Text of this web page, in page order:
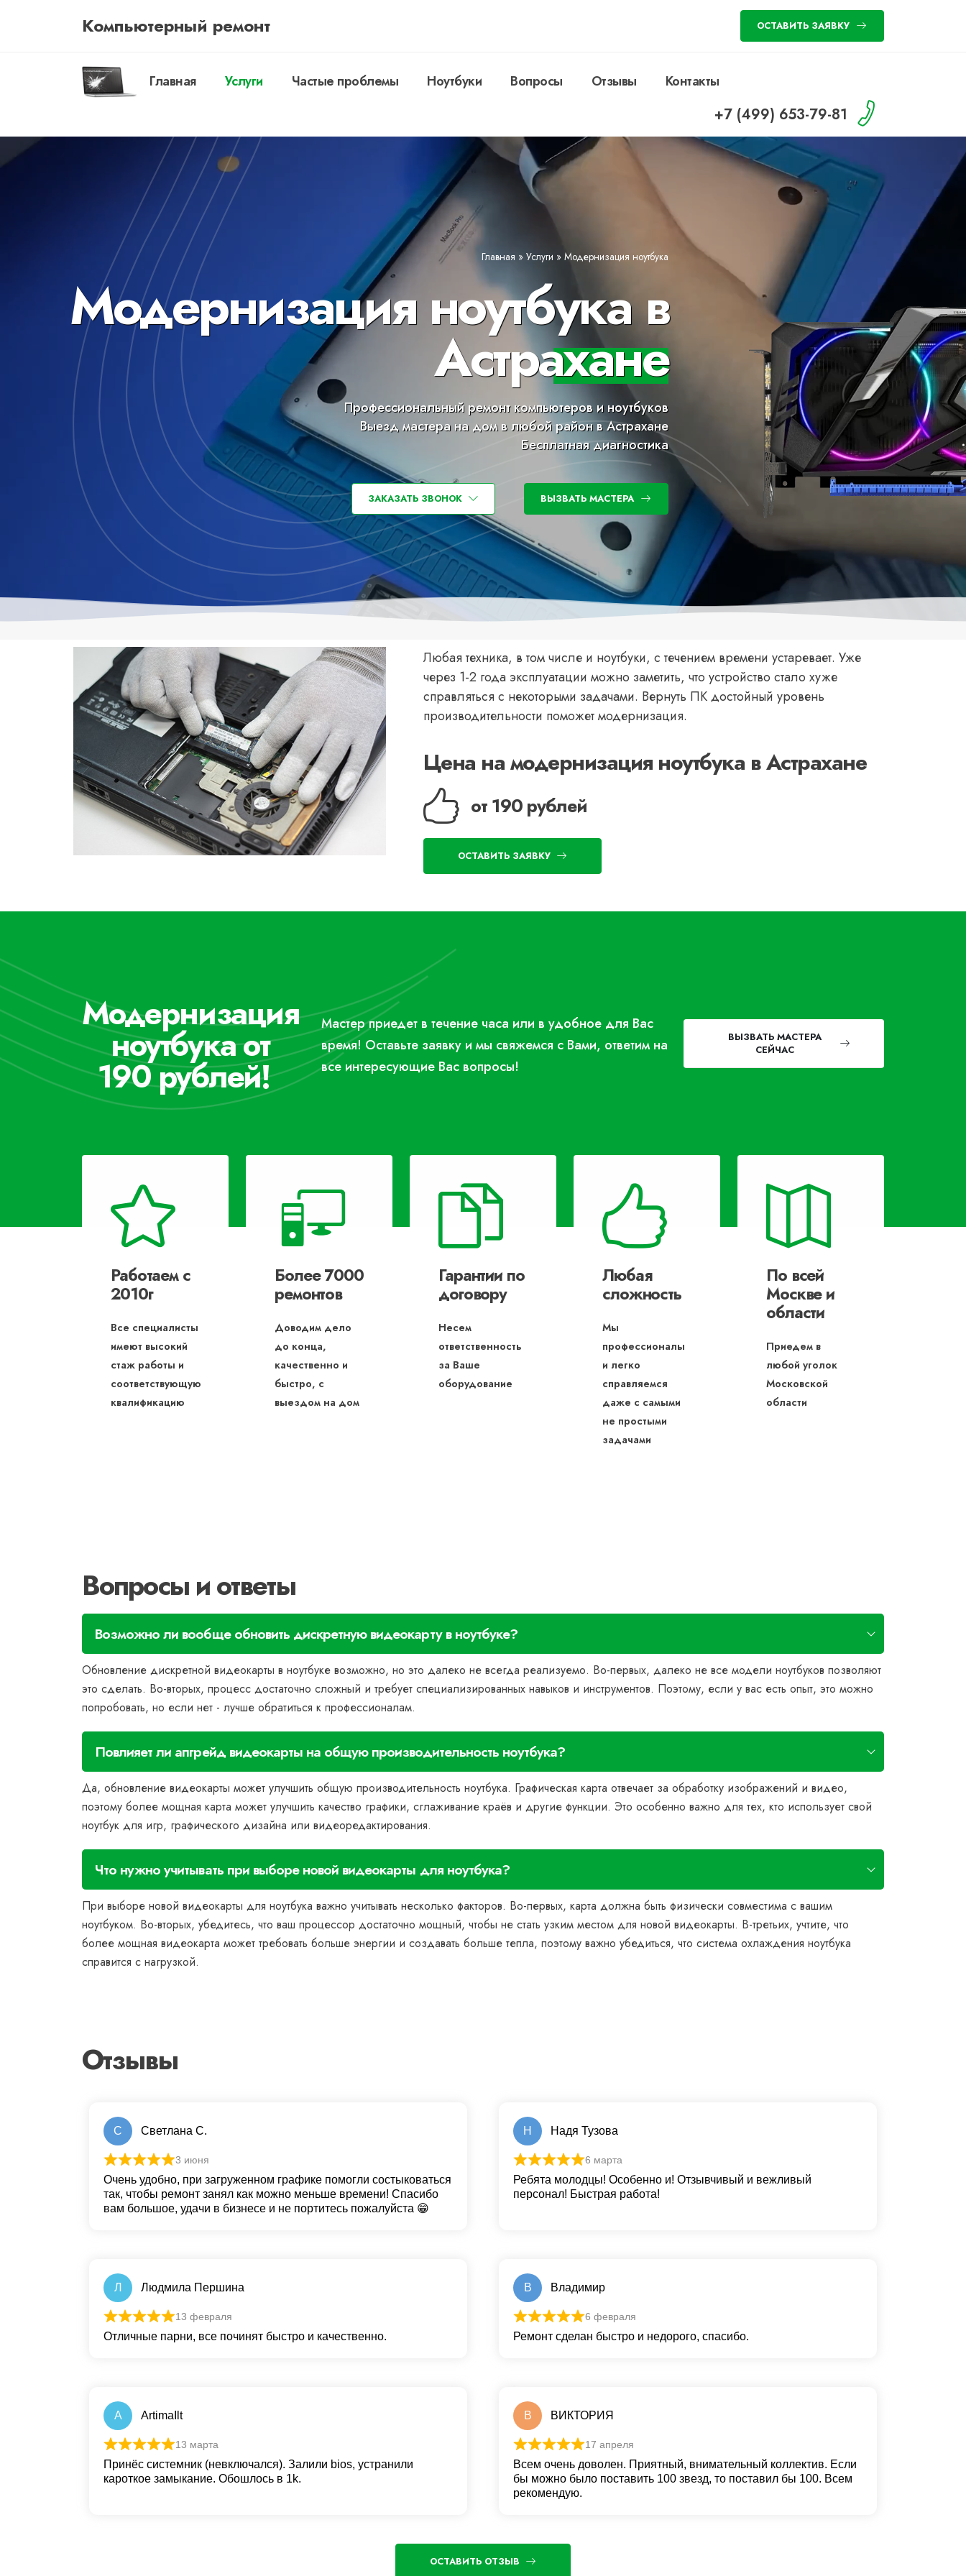
Компьютерный ремонт ОСТАВИТЬ ЗАЯВКУ
Главная Услуги Частые проблемы Ноутбуки Вопросы Отзывы Контакты
+7 (499) 653-79-81
Главная » Услуги » Модернизация ноутбука
Модернизация ноутбука в
Астрахане
Профессиональный ремонт компьютеров и ноутбуков
Выезд мастера на дом в любой район в Астрахане
Бесплатная диагностика
ЗАКАЗАТЬ ЗВОНОК ВЫЗВАТЬ МАСТЕРА
Любая техника, в том числе и ноутбуки, с течением времени устаревает. Уже
через 1-2 года эксплуатации можно заметить, что устройство стало хуже
справляться с некоторыми задачами. Вернуть ПК достойный уровень
производительности поможет модернизация.
Цена на модернизация ноутбука в Астрахане
от 190 рублей
ОСТАВИТЬ ЗАЯВКУ
Модернизация
ноутбука от
190 рублей!
Мастер приедет в течение часа или в удобное для Вас
время! Оставьте заявку и мы свяжемся с Вами, ответим на
все интересующие Вас вопросы!
ВЫЗВАТЬ МАСТЕРА
СЕЙЧАС
Работаем с
2010г
Все специалисты
имеют высокий
стаж работы и
соответствующую
квалификацию
Более 7000
ремонтов
Доводим дело
до конца,
качественно и
быстро, с
выездом на дом
Гарантии по
договору
Несем
ответственность
за Ваше
оборудование
Любая
сложность
Мы
профессионалы
и легко
справляемся
даже с самыми
не простыми
задачами
По всей
Москве и
области
Приедем в
любой уголок
Московской
области
Вопросы и ответы
Возможно ли вообще обновить дискретную видеокарту в ноутбуке?
Обновление дискретной видеокарты в ноутбуке возможно, но это далеко не всегда реализуемо. Во-первых, далеко не все модели ноутбуков позволяют
это сделать. Во-вторых, процесс достаточно сложный и требует специализированных навыков и инструментов. Поэтому, если у вас есть опыт, это можно
попробовать, но если нет - лучше обратиться к профессионалам.
Повлияет ли апгрейд видеокарты на общую производительность ноутбука?
Да, обновление видеокарты может улучшить общую производительность ноутбука. Графическая карта отвечает за обработку изображений и видео,
поэтому более мощная карта может улучшить качество графики, сглаживание краёв и другие функции. Это особенно важно для тех, кто использует свой
ноутбук для игр, графического дизайна или видеоредактирования.
Что нужно учитывать при выборе новой видеокарты для ноутбука?
При выборе новой видеокарты для ноутбука важно учитывать несколько факторов. Во-первых, карта должна быть физически совместима с вашим
ноутбуком. Во-вторых, убедитесь, что ваш процессор достаточно мощный, чтобы не стать узким местом для новой видеокарты. В-третьих, учтите, что
более мощная видеокарта может требовать больше энергии и создавать больше тепла, поэтому важно убедиться, что система охлаждения ноутбука
справится с нагрузкой.
Отзывы
С Светлана С.
3 июня
Очень удобно, при загруженном графике помогли состыковаться
так, чтобы ремонт занял как можно меньше времени! Спасибо
вам большое, удачи в бизнесе и не портитесь пожалуйста 😁
Н Надя Тузова
6 марта
Ребята молодцы! Особенно и! Отзывчивый и вежливый
персонал! Быстрая работа!
Л Людмила Першина
13 февраля
Отличные парни, все починят быстро и качественно.
В Владимир
6 февраля
Ремонт сделан быстро и недорого, спасибо.
A ArtimaIlt
13 марта
Принёс системник (невключался). Залили bios, устранили
кароткое замыкание. Обошлось в 1k.
В ВИКТОРИЯ
17 апреля
Всем очень доволен. Приятный, внимательный коллектив. Если
бы можно было поставить 100 звезд, то поставил бы 100. Всем
рекомендую.
ОСТАВИТЬ ОТЗЫВ